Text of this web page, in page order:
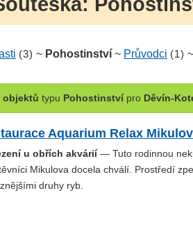
(3) ~ Pohostinství ~ Průvodci (1) ~
objektů typu Pohostinstvípro Děvín-
Aquarium Relax Mikulov
u obřích akvárií— Tuto rodinnou
Mikulova docela chválí. Prostředí
druhy ryb.